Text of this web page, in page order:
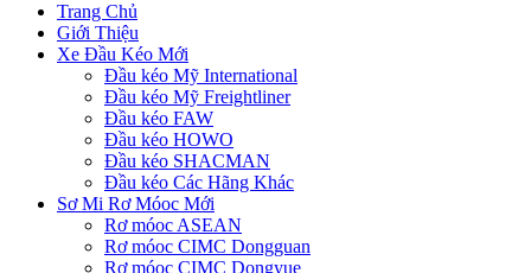
Trang Chủ
Giới Thiệu
Xe Đầu Kéo Mới
Đầu kéo Mỹ International
Đầu kéo Mỹ Freightliner
Đầu kéo FAW
Đầu kéo HOWO
Đầu kéo SHACMAN
Đầu kéo Các Hãng Khác
Sơ Mi Rơ Móoc Mới
Rơ móoc ASEAN
Rơ móoc CIMC Dongguan
Rơ móoc CIMC Dongyue